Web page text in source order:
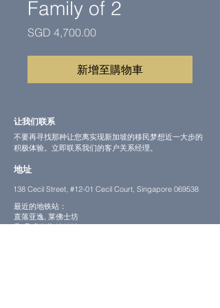
Family of 2
SGD 4,700.00價
新增至購物車
让我们联系
不要再寻找那种让您离实现新加坡的移民梦想近一大步的
积极体验。立即联系我们的客户关系经理。
地址
138 Cecil Street, #12-01 Cecil Court, Singapore 069538
最近的地铁站：
直落亚逸, 莱佛士坊
及 丹戎巴葛 地铁站